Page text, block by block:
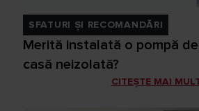
SFATURI ȘI RECOMANDĂRI
Merită instalată o pompă
casă neizolată?
CITEȘTE MAI